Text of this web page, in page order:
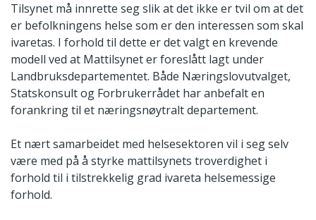
Tilsynet må innrette seg slik at det ikke er tvil om at det
er befolkningens helse som er den interessen som skal
ivaretas. I forhold til dette er det valgt en krevende
modell ved at Mattilsynet er foreslått lagt under
Landbruksdepartementet. Både Næringslovutvalget,
Statskonsult og Forbrukerrådet har anbefalt en
forankring til et næringsnøytralt departement.
Et nært samarbeidet med helsesektoren vil i seg selv
være med på å styrke mattilsynets troverdighet i
forhold til i tilstrekkelig grad ivareta helsemessige
forhold.